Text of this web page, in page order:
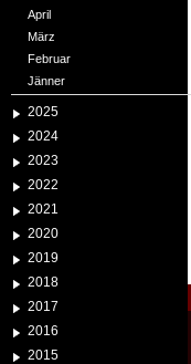
April
März
Februar
Jänner
2025
2024
2023
2022
2021
2020
2019
2018
2017
2016
2015